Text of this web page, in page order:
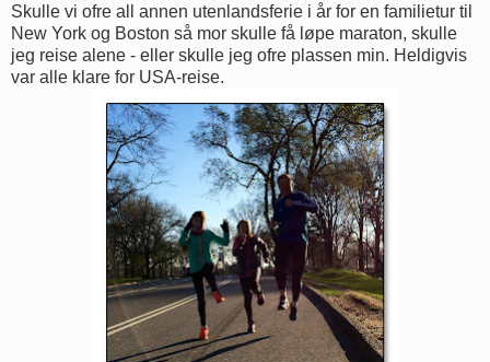
Skulle vi ofre all annen utenlandsferie i år for en familietur til
New York og Boston så mor skulle få løpe maraton, skulle
jeg reise alene - eller skulle jeg ofre plassen min. Heldigvis
var alle klare for USA-reise.